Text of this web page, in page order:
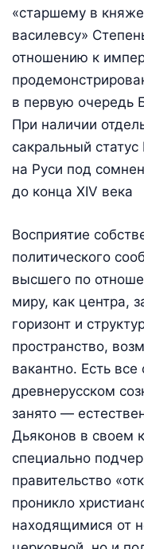
«старшему в
василевсу»
отношению к
в первую очередь
При наличии
сакральный
на Руси под
до конца XIV века
Восприятие
политического
высшего по
миру, как центра,
горизонт и
пространство,
вакантно. Есть все
древнерусском
занято —
Дьяконов в своем
специально
правительство
проникло
находящимися от